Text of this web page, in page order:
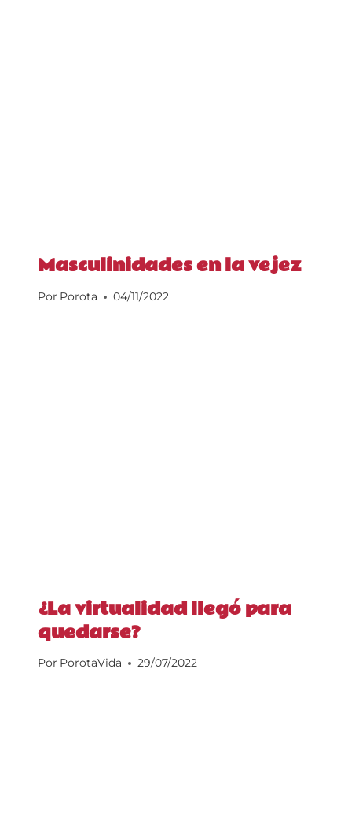
Masculinidades en la vejez
Por Porota 04/11/2022
¿La virtualidad llegó para
quedarse?
Por PorotaVida 29/07/2022